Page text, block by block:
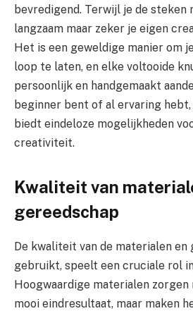
bevredigend. Terwijl je de steken
langzaam maar zeker je eigen
Het is een geweldige manier om
loop te laten, en elke voltooide
persoonlijk en handgemaakt
beginner bent of al ervaring
biedt eindeloze mogelijkheden
creativiteit.
Kwaliteit van
gereedschap
De kwaliteit van de materialen en
gebruikt, speelt een cruciale rol
Hoogwaardige materialen zorgen
mooi eindresultaat, maar maken